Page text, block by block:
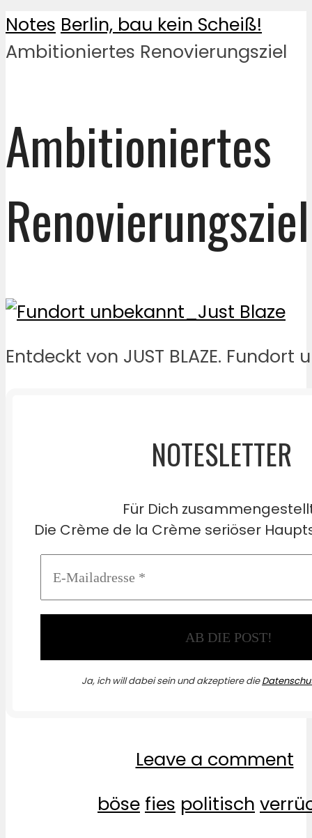
Notes Berlin, bau kein Scheiß!
Ambitioniertes Renovierungsziel
Ambitioniertes
Renovierungsziel
Entdeckt von JUST BLAZE. Fundort
NOTESLETTER
Für Dich
Die Crème de la Crème seriöser
Ja, ich will dabei sein und akzeptiere die
Leave a comment
böse fies politisch